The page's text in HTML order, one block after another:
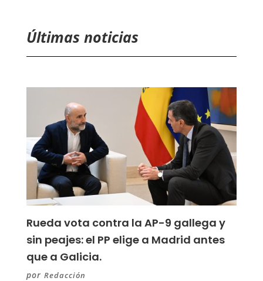
Últimas noticias
Rueda vota contra la AP-9 gallega y
sin peajes: el PP elige a Madrid antes
que a Galicia.
por Redacción